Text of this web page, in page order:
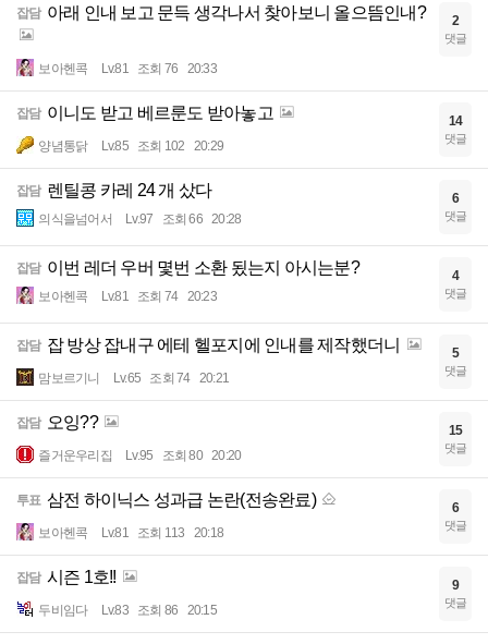
잡담 아래 인내 보고 문득 생각나서 찾아보니 올으뜸인내?
보아헨콕 Lv.81 조회 76 20:33
2
댓글
잡담 이니도 받고 베르룬도 받아놓고
양념통닭 Lv.85 조회 102 20:29
14
댓글
잡담 렌틸콩 카레 24 개 샀다
의식을넘어서 Lv.97 조회 66 20:28
6
댓글
잡담 이번 레더 우버 몇번 소환 됬는지 아시는분?
보아헨콕 Lv.81 조회 74 20:23
4
댓글
잡담 잡 방상 잡내구 에테 헬포지에 인내를 제작했더니
맘보르기니 Lv.65 조회 74 20:21
5
댓글
잡담 오잉??
즐거운우리집 Lv.95 조회 80 20:20
15
댓글
투표 삼전 하이닉스 성과급 논란(전송완료)
보아헨콕 Lv.81 조회 113 20:18
6
댓글
잡담 시즌 1호!!
두비임다 Lv.83 조회 86 20:15
9
댓글